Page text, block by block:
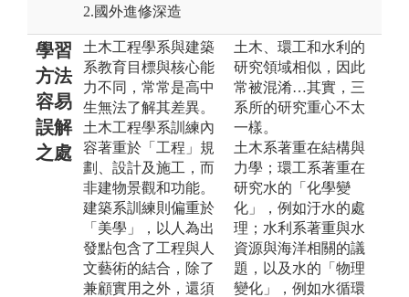
2.國外進修深造
學習
方法
容易
誤解
之處
土木工程學系與建築
系教育目標與核心能
力不同，常常是高中
生無法了解其差異。
土木工程學系訓練內
容著重於「工程」規
劃、設計及施工，而
非建物景觀和功能。
建築系訓練則偏重於
「美學」，以人為出
發點包含了工程與人
文藝術的結合，除了
兼顧實用之外，還須
土木、環工和水利的
研究領域相似，因此
常被混淆…其實，三
系所的研究重心不太
一樣。
土木系著重在結構與
力學；環工系著重在
研究水的「化學變
化」，例如汙水的處
理；水利系著重與水
資源與海洋相關的議
題，以及水的「物理
變化」，例如水循環